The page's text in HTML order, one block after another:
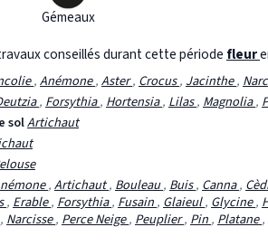
Gémeaux
conseillés durant cette période fleur
,Anémone,Aster, Crocus, Jacinthe,
, Forsythia, Hortensia, Lilas, Magnolia,
solArtichaut
,Artichaut, Bouleau, Buis, Canna,
, Erable, Forsythia, Fusain, Glaieul, Glycine,
, Narcisse, Perce Neige, Peuplier, Pin, Platane,